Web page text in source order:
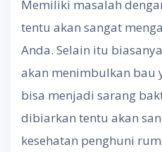
Memiliki masalah
tentu akan sangat
Anda. Selain itu
akan menimbulkan bau
bisa menjadi sarang
dibiarkan tentu akan
kesehatan penghuni